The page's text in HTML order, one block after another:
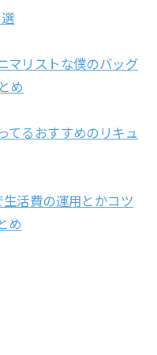
マリストな僕のバッグ
め
てるおすすめのリキュ
活費の運用とかコツ
め